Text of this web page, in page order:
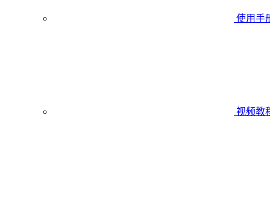
使用手
视频教